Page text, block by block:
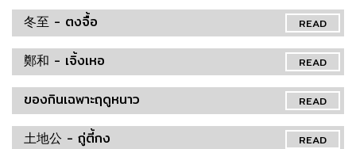
READ
冬至 - ตงจื้อ
READ
鄭和 - เจิ้งเหอ
READ
ของกินเฉพาะฤดูหนาว
READ
土地公 - ถู่ตี้กง